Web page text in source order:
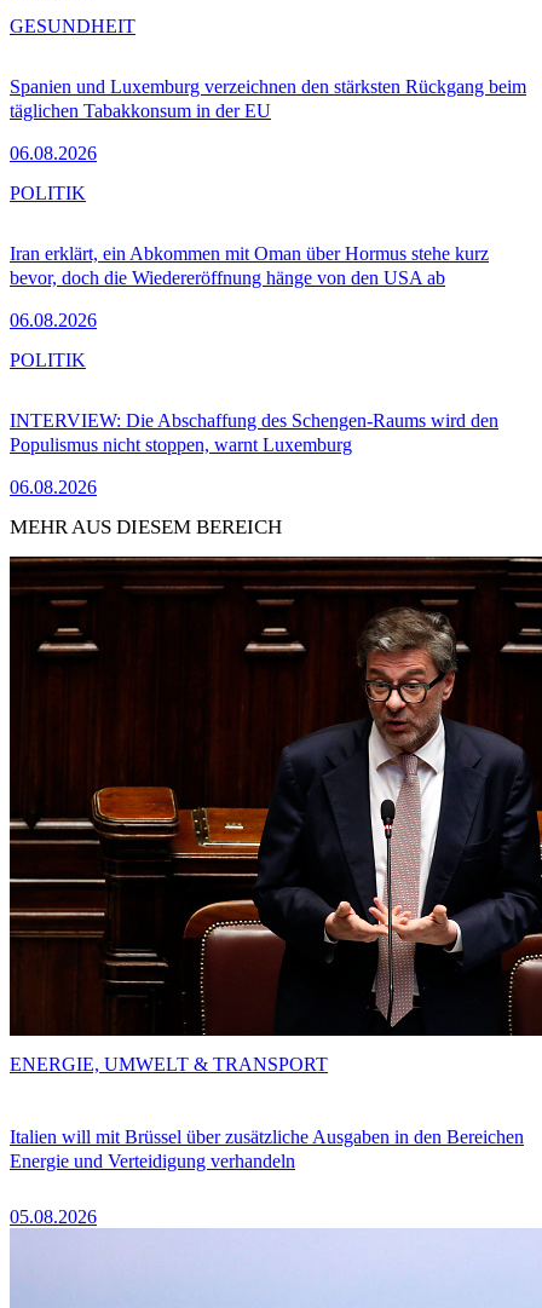
Spanien und Luxemburg verzeichnen den stärksten Rückgang beim
täglichen Tabakkonsum in der EU
06.08.2026
GESUNDHEIT
Iran erklärt, ein Abkommen mit Oman über Hormus stehe kurz
bevor, doch die Wiedereröffnung hänge von den USA ab
06.08.2026
POLITIK
INTERVIEW: Die Abschaffung des Schengen-Raums wird den
Populismus nicht stoppen, warnt Luxemburg
06.08.2026
POLITIK
MEHR AUS DIESEM BEREICH
Italien will mit Brüssel über zusätzliche Ausgaben in den Bereichen
Energie und Verteidigung verhandeln
05.08.2026
ENERGIE, UMWELT & TRANSPORT